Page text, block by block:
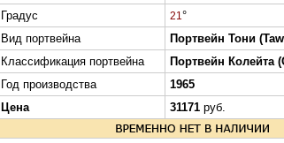
Градус
21°
Вид портвейна
Портвейн Тони
Классификация портвейна
Портвейн Колейта
Год производства
1965
Цена
31171 руб.